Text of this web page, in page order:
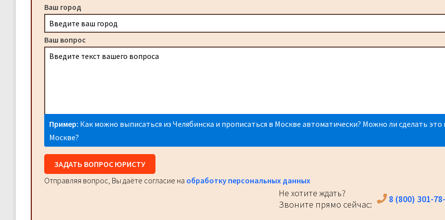
Ваш город
Ваш вопрос
Пример: Как можно выписаться из Челябинска и прописаться в Москве автоматически? Можно ли сделать это
Москве?
ЗАДАТЬ ВОПРОС ЮРИСТУ
Отправляя вопрос, Вы даёте согласие на обработку персональных данных
Не хотите ждать?
Звоните прямо сейчас:
8 (800) 301-